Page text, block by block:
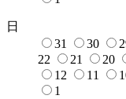
日
31
30
22
21 20
12
11
1